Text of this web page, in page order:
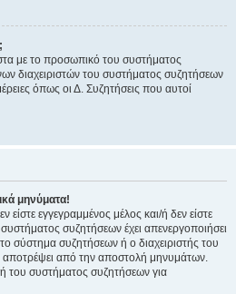
με το προσωπικό του συστήματος
διαχειριστών του συστήματος συζητήσεων
όπως οι Δ. Συζητήσεις που αυτοί
μηνύματα!
είστε εγγεγραμμένος μέλος και/ή δεν είστε
συζητήσεων έχει απενεργοποιήσει
σύστημα συζητήσεων ή ο διαχειριστής του
αποτρέψει από την αποστολή μηνυμάτων.
του συστήματος συζητήσεων για